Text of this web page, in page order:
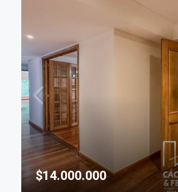
$14.000.000